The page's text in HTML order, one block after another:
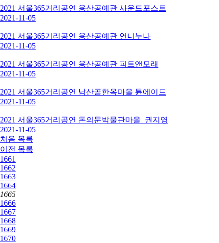
2021 서울365거리공연 용산공예관 사운드포스트
2021-11-05
2021 서울365거리공연 용산공예관 언니누나
2021-11-05
2021 서울365거리공연 용산공예관 피트앤모래
2021-11-05
2021 서울365거리공연 남산골한옥마을 튠에이드
2021-11-05
2021 서울365거리공연 돈의문박물관마을_권지영
2021-11-05
처음 목록
이전 목록
1661
1662
1663
1664
1665
1666
1667
1668
1669
1670